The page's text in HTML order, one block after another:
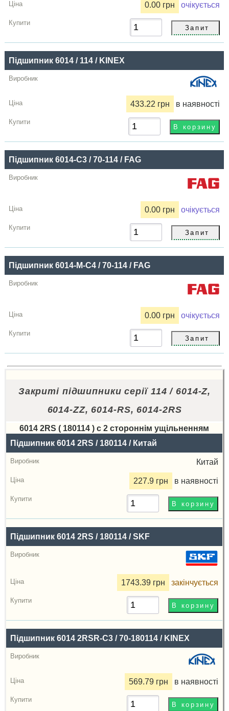
0.00 грн очікується
Підшипник 6014 / 114 / KINEX
433.22 грн в наявності
Підшипник 6014-C3 / 70-114 / FAG
0.00 грн очікується
Підшипник 6014-M-C4 / 70-114 / FAG
0.00 грн очікується
Закриті підшипники серії 114 / 6014-Z,
6014-ZZ, 6014-RS, 6014-2RS
6014 2RS ( 180114 ) с 2 стороннім ущільненням
Назва
Виробник
Радіальний
грн
Купити
Підшипник 6014 2RS / 180114 / Китай
Китай
227.9 грн в наявності
Підшипник 6014 2RS / 180114 / SKF
1743.39 грн закінчується
Підшипник 6014 2RSR-C3 / 70-180114 / KINEX
569.79 грн в наявності